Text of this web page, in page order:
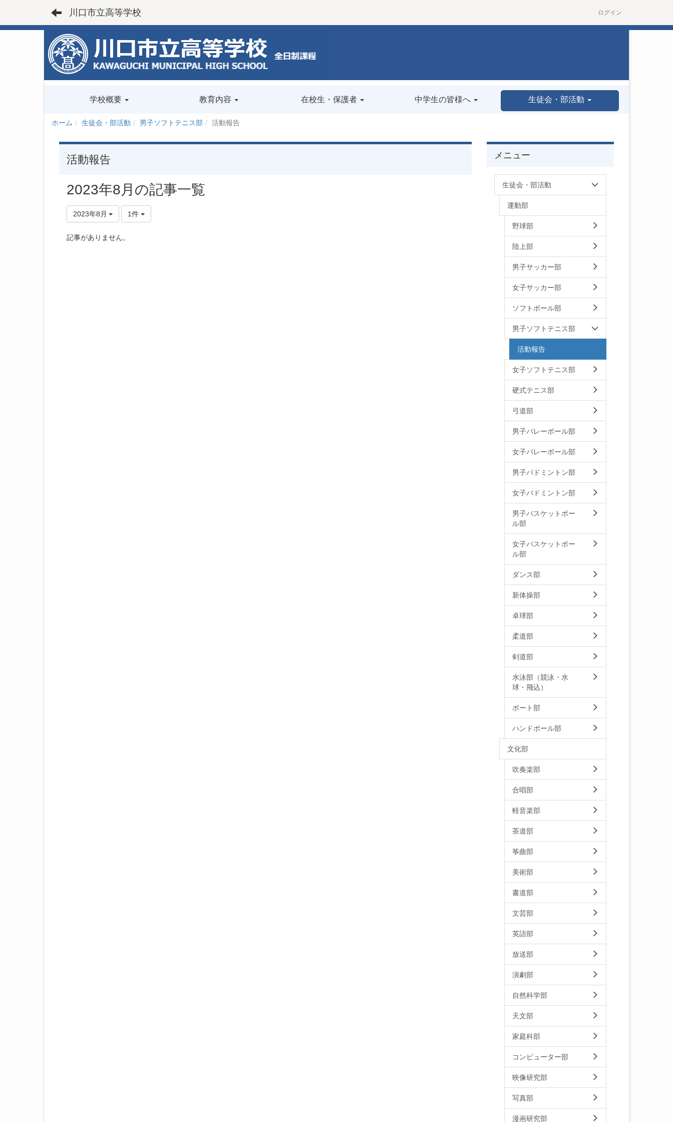
川口市立高等学校 ログイン
学校概要 教育内容 在校生・保護者 中学生の皆様へ 生徒会・部活動
ホーム 生徒会・部活動 男子ソフトテニス部 活動報告
活動報告
2023年8月の記事一覧
2023年8月 1件
記事がありません。
メニュー
生徒会・部活動
運動部
野球部
陸上部
男子サッカー部
女子サッカー部
ソフトボール部
男子ソフトテニス部
活動報告
女子ソフトテニス部
硬式テニス部
弓道部
男子バレーボール部
女子バレーボール部
男子バドミントン部
女子バドミントン部
男子バスケットボー
ル部
女子バスケットボー
ル部
ダンス部
新体操部
卓球部
柔道部
剣道部
水泳部（競泳・水
球・飛込）
ボート部
ハンドボール部
文化部
吹奏楽部
合唱部
軽音楽部
茶道部
筝曲部
美術部
書道部
文芸部
英語部
放送部
演劇部
自然科学部
天文部
家庭科部
コンピューター部
映像研究部
写真部
漫画研究部